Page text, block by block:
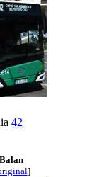
42
]